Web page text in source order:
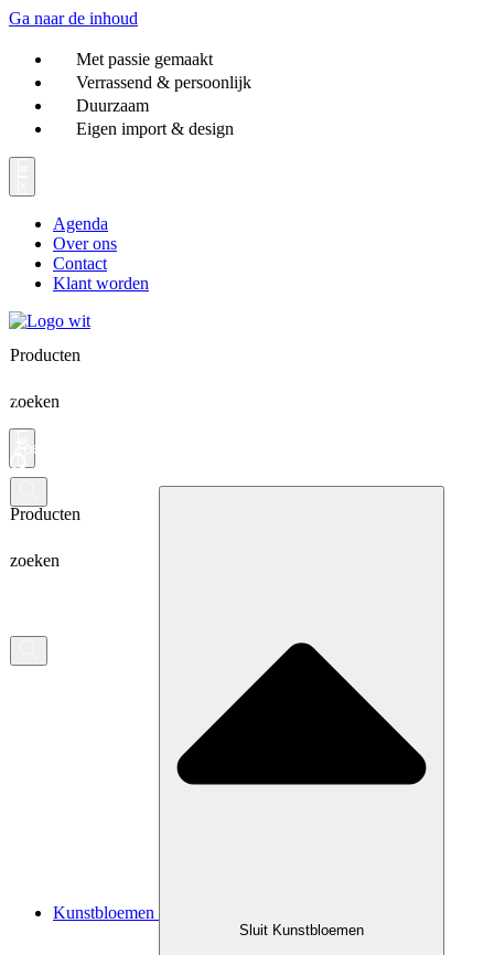
Ga naar de inhoud
Met passie gemaakt
Verrassend & persoonlijk
Duurzaam
Eigen import & design
Agenda
Over ons
Contact
Klant worden
Producten
zoeken
Producten
zoeken
Kunstbloemen
Sluit Kunstbloemen